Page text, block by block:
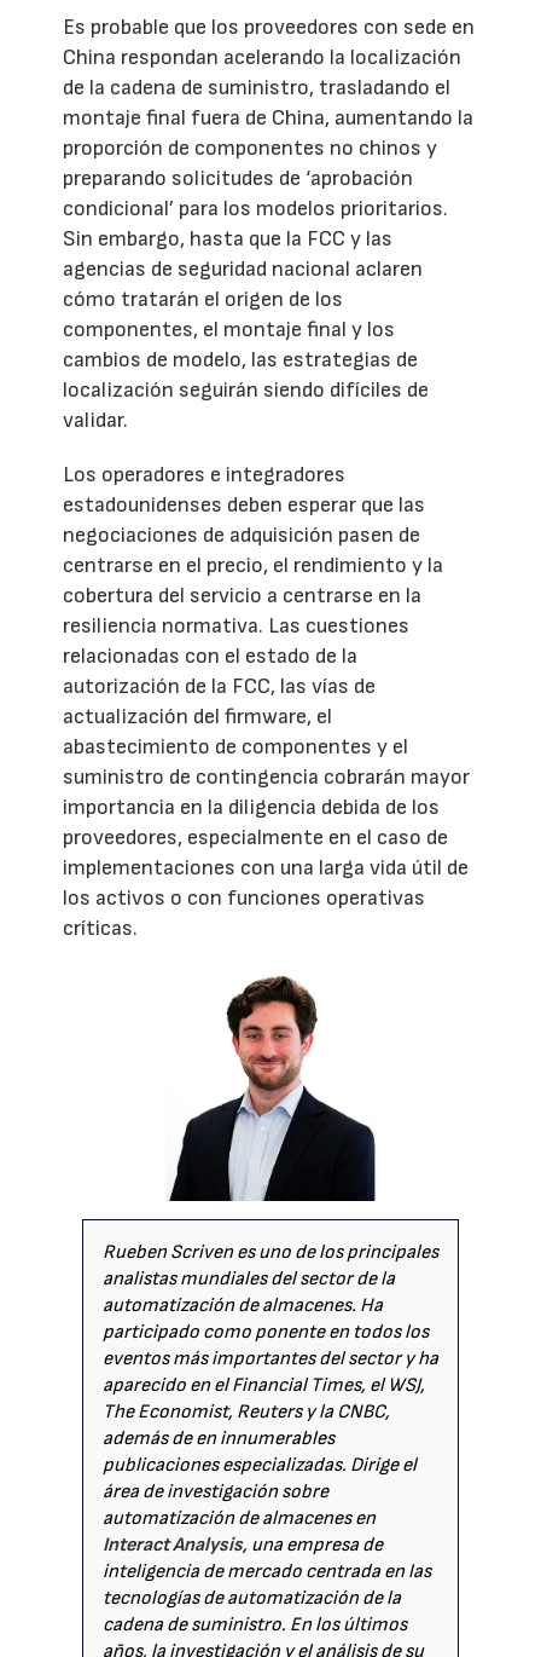
Es probable que los proveedores con sede en
China respondan acelerando la localización
de la cadena de suministro, trasladando el
montaje final fuera de China, aumentando la
proporción de componentes no chinos y
preparando solicitudes de ‘aprobación
condicional’ para los modelos prioritarios.
Sin embargo, hasta que la FCC y las
agencias de seguridad nacional aclaren
cómo tratarán el origen de los
componentes, el montaje final y los
cambios de modelo, las estrategias de
localización seguirán siendo difíciles de
validar.
Los operadores e integradores
estadounidenses deben esperar que las
negociaciones de adquisición pasen de
centrarse en el precio, el rendimiento y la
cobertura del servicio a centrarse en la
resiliencia normativa. Las cuestiones
relacionadas con el estado de la
autorización de la FCC, las vías de
actualización del firmware, el
abastecimiento de componentes y el
suministro de contingencia cobrarán mayor
importancia en la diligencia debida de los
proveedores, especialmente en el caso de
implementaciones con una larga vida útil de
los activos o con funciones operativas
críticas.
Rueben Scriven es uno de los principales
analistas mundiales del sector de la
automatización de almacenes. Ha
participado como ponente en todos los
eventos más importantes del sector y ha
aparecido en el Financial Times, el WSJ,
The Economist, Reuters y la CNBC,
además de en innumerables
publicaciones especializadas. Dirige el
área de investigación sobre
automatización de almacenes en
Interact Analysis, una empresa de
inteligencia de mercado centrada en las
tecnologías de automatización de la
cadena de suministro. En los últimos
años, la investigación y el análisis de su